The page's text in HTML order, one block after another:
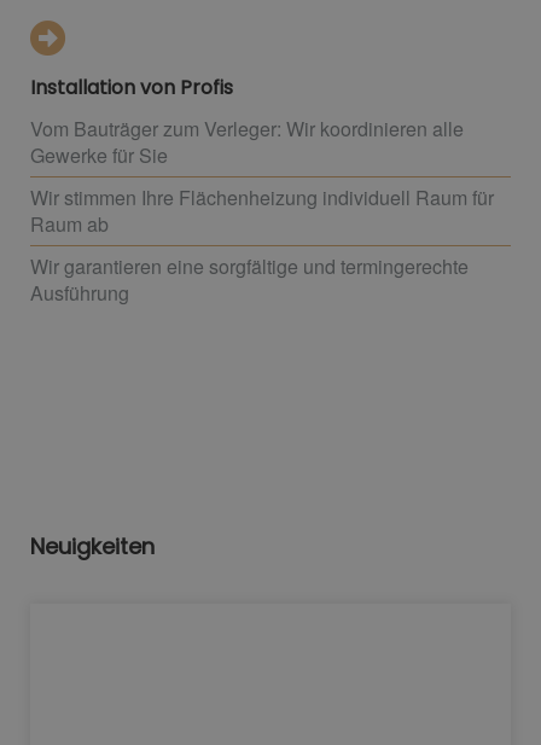
Installation von Profis
Vom Bauträger zum Verleger: Wir koordinieren alle
Gewerke für Sie
Wir stimmen Ihre Flächenheizung individuell Raum für
Raum ab
Wir garantieren eine sorgfältige und termingerechte
Ausführung
Neuigkeiten